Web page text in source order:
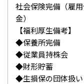
社会保険完備（雇
金）
【福利厚生備考】
◆保養所完備
◆従業員持株会
◆財形貯蓄
◆生損保の団体扱い